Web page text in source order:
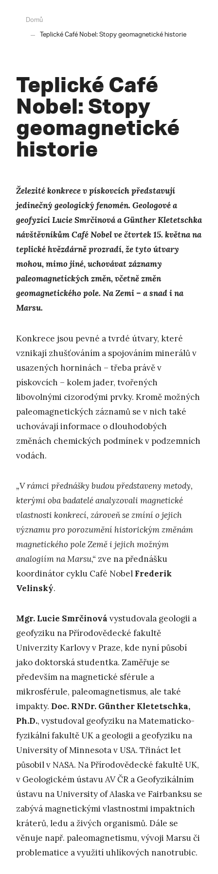
Domů
Teplické Café Nobel: Stopy geomagnetické historie
Teplické Café
Nobel: Stopy
geomagnetické
historie
Železité konkrece v pískovcích představují
jedinečný geologický fenomén. Geologové a
geofyzici Lucie Smrčinová a Günther Kletetschka
návštěvníkům Café Nobel ve čtvrtek 15. května na
teplické hvězdárně prozradí, že tyto útvary
mohou, mimo jiné, uchovávat záznamy
paleomagnetických změn, včetně změn
geomagnetického pole. Na Zemi – a snad i na
Marsu.
Konkrece jsou pevné a tvrdé útvary, které
vznikají zhušťováním a spojováním minerálů v
usazených horninách – třeba právě v
pískovcích – kolem jader, tvořených
libovolnými cizorodými prvky. Kromě možných
paleomagnetických záznamů se v nich také
uchovávají informace o dlouhodobých
změnách chemických podmínek v podzemních
vodách.
„V rámci přednášky budou představeny metody,
kterými oba badatelé analyzovali magnetické
vlastnosti konkrecí, zároveň se zmíní o jejich
významu pro porozumění historickým změnám
magnetického pole Země i jejich možným
analogiím na Marsu,“ zve na přednášku
koordinátor cyklu Café Nobel Frederik
Velinský.
Mgr. Lucie Smrčinová vystudovala geologii a
geofyziku na Přírodovědecké fakultě
Univerzity Karlovy v Praze, kde nyní působí
jako doktorská studentka. Zaměřuje se
především na magnetické sférule a
mikrosférule, paleomagnetismus, ale také
impakty. Doc. RNDr. Günther Kletetschka,
Ph.D., vystudoval geofyziku na Matematicko-
fyzikální fakultě UK a geologii a geofyziku na
University of Minnesota v USA. Třináct let
působil v NASA. Na Přírodovědecké fakultě UK,
v Geologickém ústavu AV ČR a Geofyzikálním
ústavu na University of Alaska ve Fairbanksu se
zabývá magnetickými vlastnostmi impaktních
kráterů, ledu a živých organismů. Dále se
věnuje např. paleomagnetismu, vývoji Marsu či
problematice a využití uhlíkových nanotrubic.